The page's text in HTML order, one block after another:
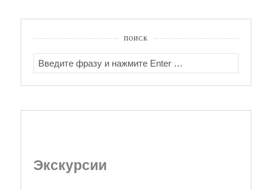
ПОИСК
SEARCH
Экскурсии